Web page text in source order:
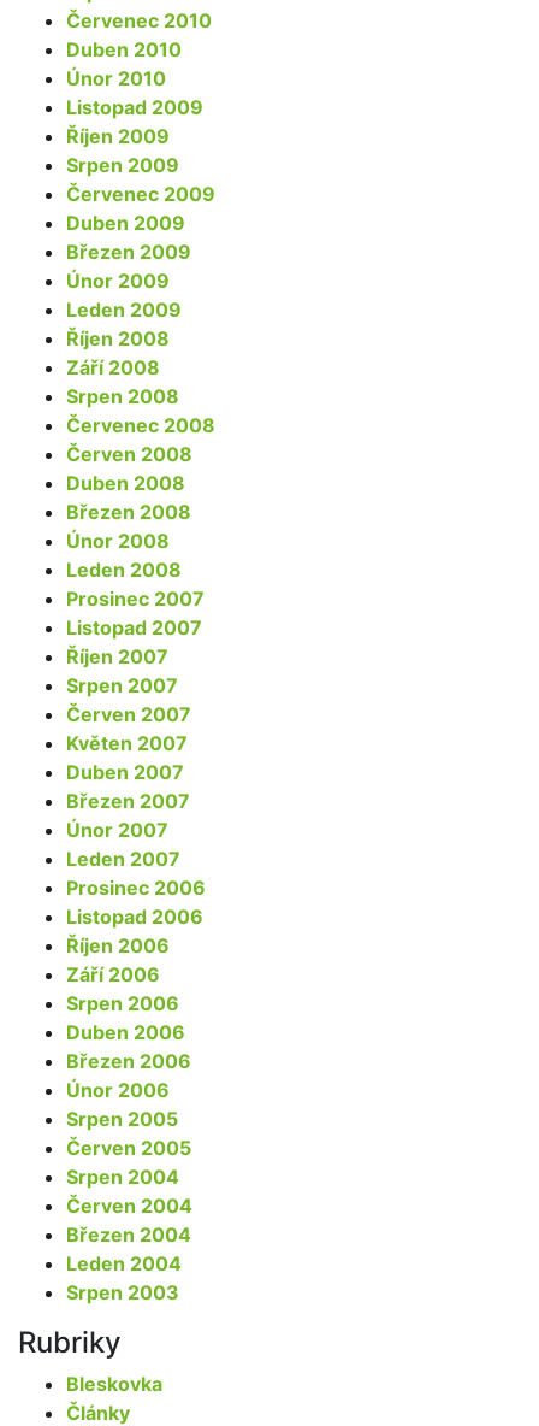
Červenec 2010
Duben 2010
Únor 2010
Listopad 2009
Říjen 2009
Srpen 2009
Červenec 2009
Duben 2009
Březen 2009
Únor 2009
Leden 2009
Říjen 2008
Září 2008
Srpen 2008
Červenec 2008
Červen 2008
Duben 2008
Březen 2008
Únor 2008
Leden 2008
Prosinec 2007
Listopad 2007
Říjen 2007
Srpen 2007
Červen 2007
Květen 2007
Duben 2007
Březen 2007
Únor 2007
Leden 2007
Prosinec 2006
Listopad 2006
Říjen 2006
Září 2006
Srpen 2006
Duben 2006
Březen 2006
Únor 2006
Srpen 2005
Červen 2005
Srpen 2004
Červen 2004
Březen 2004
Leden 2004
Srpen 2003
Rubriky
Bleskovka
Články